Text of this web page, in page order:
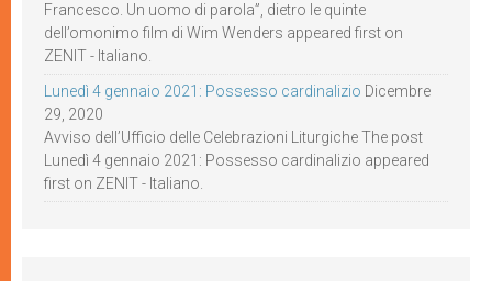
Francesco. Un uomo di parola”, dietro le quinte
dell’omonimo film di Wim Wenders appeared first on
ZENIT - Italiano.
Lunedì 4 gennaio 2021: Possesso cardinalizio Dicembre
29, 2020
Avviso dell’Ufficio delle Celebrazioni Liturgiche The post
Lunedì 4 gennaio 2021: Possesso cardinalizio appeared
first on ZENIT - Italiano.